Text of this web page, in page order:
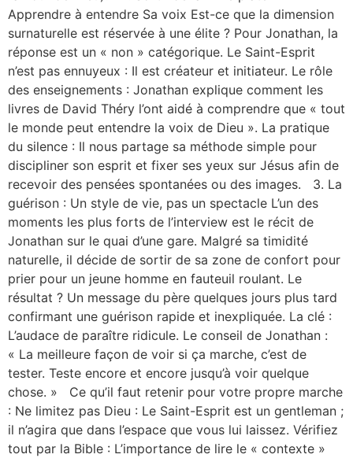
Apprendre à entendre Sa voix Est-ce que la dimension
surnaturelle est réservée à une élite ? Pour Jonathan, la
réponse est un « non » catégorique. Le Saint-Esprit
n’est pas ennuyeux : Il est créateur et initiateur. Le rôle
des enseignements : Jonathan explique comment les
livres de David Théry l’ont aidé à comprendre que « tout
le monde peut entendre la voix de Dieu ». La pratique
du silence : Il nous partage sa méthode simple pour
discipliner son esprit et fixer ses yeux sur Jésus afin de
recevoir des pensées spontanées ou des images. 3. La
guérison : Un style de vie, pas un spectacle L’un des
moments les plus forts de l’interview est le récit de
Jonathan sur le quai d’une gare. Malgré sa timidité
naturelle, il décide de sortir de sa zone de confort pour
prier pour un jeune homme en fauteuil roulant. Le
résultat ? Un message du père quelques jours plus tard
confirmant une guérison rapide et inexpliquée. La clé :
L’audace de paraître ridicule. Le conseil de Jonathan :
« La meilleure façon de voir si ça marche, c’est de
tester. Teste encore et encore jusqu’à voir quelque
chose. » Ce qu’il faut retenir pour votre propre marche
: Ne limitez pas Dieu : Le Saint-Esprit est un gentleman ;
il n’agira que dans l’espace que vous lui laissez. Vérifiez
tout par la Bible : L’importance de lire le « contexte »